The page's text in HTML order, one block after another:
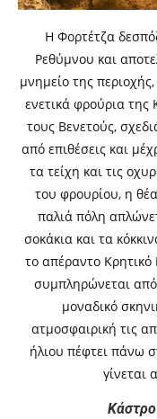
Η Φορτέτζα
Ρεθύμνου και
μνημείο της
ενετικά φρούρια
τους Βενετούς,
από επιθέσεις και
τα τείχη και τις
του φρουρίου, η
παλιά πόλη
σοκάκια και τα
το απέραντο Κρητικό
συμπληρώνεται
μοναδικό
ατμοσφαιρική τις
ήλιου πέφτει πάνω
γίνεται